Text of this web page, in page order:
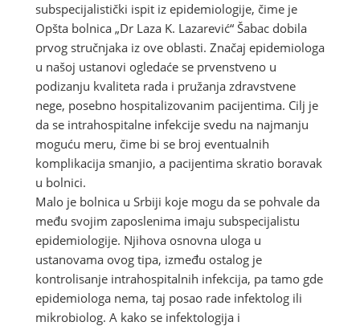
subspecijalistički ispit iz epidemiologije, čime je
Opšta bolnica „Dr Laza K. Lazarević“ Šabac dobila
prvog stručnjaka iz ove oblasti. Značaj epidemiologa
u našoj ustanovi ogledaće se prvenstveno u
podizanju kvaliteta rada i pružanja zdravstvene
nege, posebno hospitalizovanim pacijentima. Cilj je
da se intrahospitalne infekcije svedu na najmanju
moguću meru, čime bi se broj eventualnih
komplikacija smanjio, a pacijentima skratio boravak
u bolnici.
Malo je bolnica u Srbiji koje mogu da se pohvale da
među svojim zaposlenima imaju subspecijalistu
epidemiologije. Njihova osnovna uloga u
ustanovama ovog tipa, između ostalog je
kontrolisanje intrahospitalnih infekcija, pa tamo gde
epidemiologa nema, taj posao rade infektolog ili
mikrobiolog. A kako se infektologija i